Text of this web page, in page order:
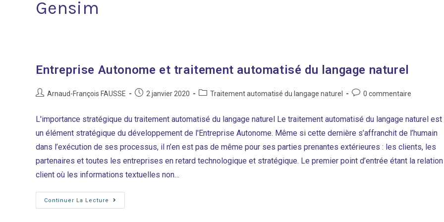
Gensim
Entreprise Autonome et traitement automatisé du langage naturel
Auteur/autrice
publication :
Arnaud-François FAUSSE
Post2 janvier 2020
PostTraitement automatisé du langage naturel
Post0 commentaire
L'importance stratégique du traitement automatisé du langage naturel Le traitement automatisé du langage naturel est
un élément stratégique du développement de l'Entreprise Autonome. Même si cette dernière s’affranchit de l’humain
dans l’exécution de ses processus, il n’en est pas de même pour ses parties prenantes extérieures : les clients, les
partenaires et toutes les entreprises en retard technologique et stratégique. Le premier point d’entrée étant la relation
client où les informations textuelles non…
Continuer La Lecture
Entreprise
Autonome